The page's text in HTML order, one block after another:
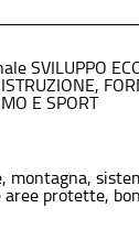
SVILUPPO
E SPORT
montagna,
aree protette,